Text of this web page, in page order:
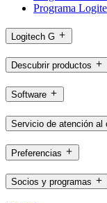
Programa
Logitech G
Descubrir productos
Software
Servicio de atención al
Preferencias
Socios y programas